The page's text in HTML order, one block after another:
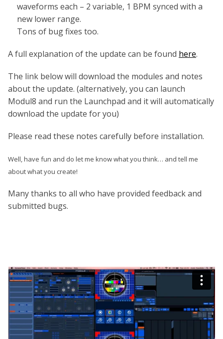
waveforms each – 2 variable, 1 BPM synced with a
new lower range.
Tons of bug fixes too.
A full explanation of the update can be found here.‎
The link below will download the modules and notes
about the update. (alternatively, you can launch
Modul8 and run the Launchpad and it will automatically
download the update for you)
Please read these notes carefully before installation.
Well, have fun and do let me know what you think… and tell me
about what you create!
Many thanks to all who have provided feedback and
submitted bugs.